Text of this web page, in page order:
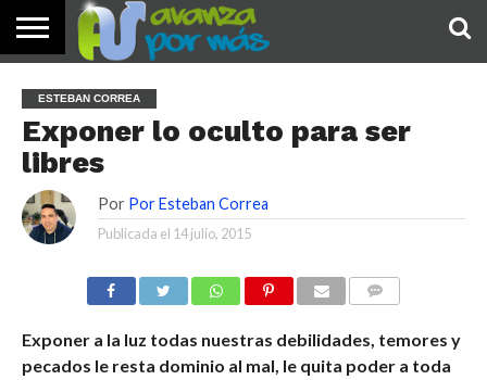
PALABRA
DE HOY
DEVOCIONALES
NOTICIAS
TESTIMONIOS
ORACIONES
SOBRE
NOSOTROS
IMÁGENES
ESTEBAN CORREA
Exponer lo oculto para ser
libres
Por Por Esteban Correa
Publicada el 14 julio, 2015
Exponer a la luz todas nuestras debilidades, temores y
pecados le resta dominio al mal, le quita poder a toda